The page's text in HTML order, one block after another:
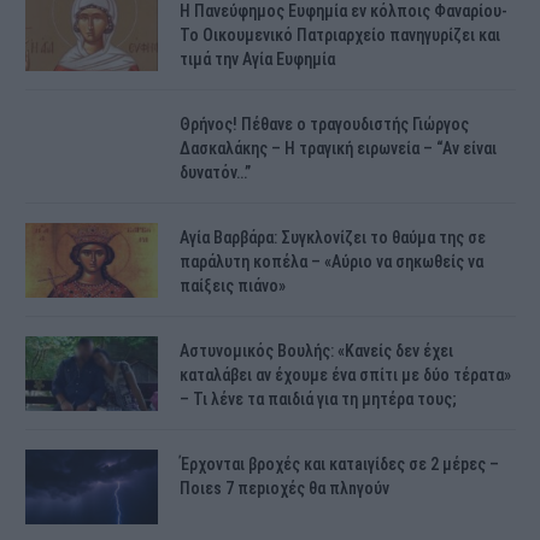
H Πανεύφημος Ευφημία εν κόλποις Φαναρίου-
Το Οικουμενικό Πατριαρχείο πανηγυρίζει και
τιμά την Αγία Ευφημία
Θρήνος! Πέθανε ο τραγουδιστής Γιώργος
Δασκαλάκης – Η τραγική ειρωνεία – “Αν είναι
δυνατόν…”
Αγία Βαρβάρα: Συγκλονίζει το θαύμα της σε
παράλυτη κοπέλα – «Αύριο να σηκωθείς να
παίξεις πιάνο»
Αστυνομικός Bουλής: «Κανείς δεν έχει
καταλάβει αν έχουμε ένα σπίτι με δύο τέρατα»
– Τι λένε τα παιδιά για τη μητέρα τους;
Έρχονται βροχές και κατaιγίδες σε 2 μέpες –
Ποιεs 7 πεpιοχές θα πλnγούν